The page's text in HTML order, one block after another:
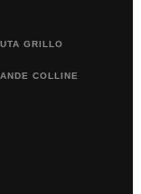
GRILLO
COLLINE